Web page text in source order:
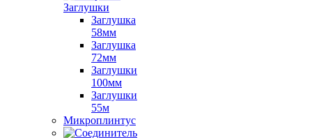
Заглушки
Заглушка
58мм
Заглушка
72мм
Заглушки
100мм
Заглушки
55м
Микроплинтус